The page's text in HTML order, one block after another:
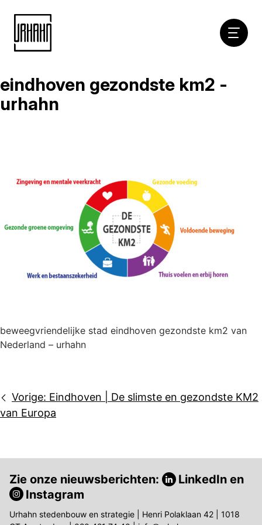
Naar
inhoud
eindhoven gezondste km2 -
urhahn
beweegvriendelijke stad eindhoven gezondste km2 van
Nederland – urhahn
Bericht
navigatie
Vorige: Eindhoven | De slimste en gezondste KM2
van Europa
Zie onze nieuwsberichten: LinkedIn en
Instagram
Urhahn stedenbouw en strategie | Henri Polaklaan 42 | 1018